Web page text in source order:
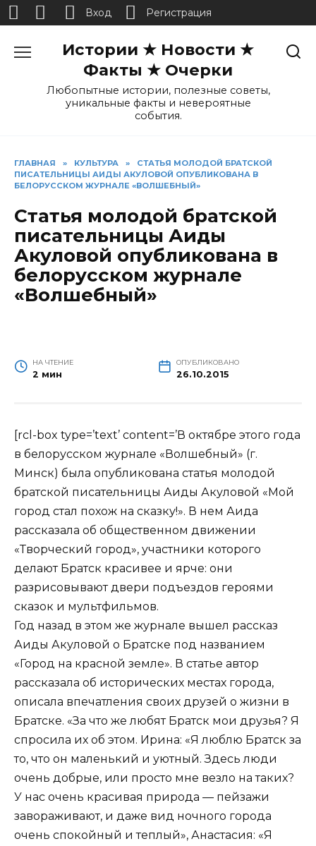
Истории ★ Новости ★
Факты ★ Очерки
Любопытные истории, полезные советы,
уникальные факты и невероятные
события.
ГЛАВНАЯ » КУЛЬТУРА »
СТАТЬЯ МОЛОДОЙ БРАТСКОЙ
ПИСАТЕЛЬНИЦЫ АИДЫ АКУЛОВОЙ ОПУБЛИКОВАНА В
БЕЛОРУССКОМ ЖУРНАЛЕ «ВОЛШЕБНЫЙ»
Статья молодой братской
писательницы Аиды
Акуловой опубликована в
белорусском журнале
«Волшебный»
НА ЧТЕНИЕ
2 мин
ОПУБЛИКОВАНО
26.10.2015
[rcl-box type=’text’ content=’В октябре этого года
в белорусском журнале «Волшебный» (г.
Минск) была опубликована статья молодой
братской писательницы Аиды Акуловой «Мой
город стал похож на сказку!». В нем Аида
рассказала об общественном движении
«Творческий город», участники которого
делают Братск красивее и ярче: они
разрисовывают двери подъездов героями
сказок и мультфильмов.
Год назад в этом же журнале вышел рассказ
Аиды Акуловой о Братске под названием
«Город на красной земле». В статье автор
рассказала об исторических местах города,
описала впечатления своих друзей о жизни в
Братске. «За что же любят Братск мои друзья? Я
спросила их об этом. Ирина: «Я люблю Братск за
то, что он маленький и уютный. Здесь люди
очень добрые, или просто мне везло на таких?
У нас очень красивая природа — пейзажи
завораживают, и даже вид ночного города
очень спокойный и теплый», Анастасия: «Я
Вход Регистрация